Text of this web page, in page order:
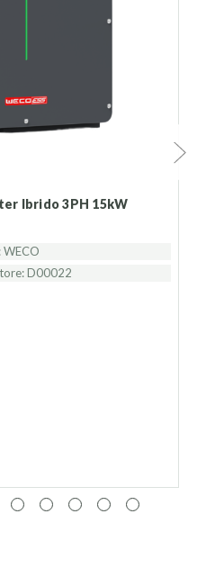
Ibrido 3PH 15kW
WECO
D00022